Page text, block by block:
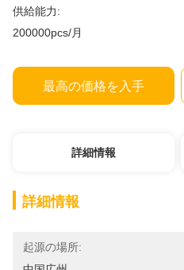
供給能力:
200000pcs/月
最高の価格を入手
詳細情報
詳細情報
起源の場所: